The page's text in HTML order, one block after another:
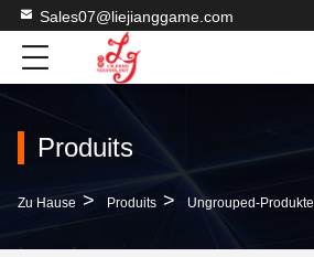
Sales07@liejianggame.com
Produits
Zu Hause > Produits > Ungrouped-Produkte